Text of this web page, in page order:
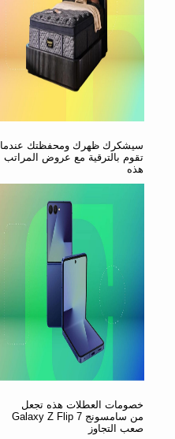
سيشكرك ظهرك ومحفظتك عندما
تقوم بالترقية مع عروض المراتب
هذه
خصومات العطلات هذه تجعل
Galaxy Z Flip 7 من سامسونج
صعب التجاوز